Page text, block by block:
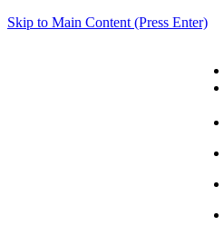
Skip to Main Content (Press Enter)